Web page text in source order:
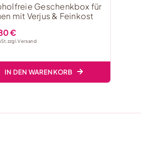
Geschenkbox für
mit Verjus & Feinkost
€
zzgl.Versand
IN DEN WARENKORB